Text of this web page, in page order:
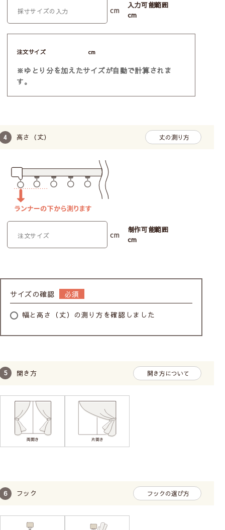
cm
入力可能範囲
cm
注文サイズ cm
※ゆとり分を加えたサイズが自動で計算されま
す。
高さ（丈） 丈の測り方
cm
制作可能範囲
cm
サイズの確認
幅と高さ（丈）の測り方を確認しました
開き方 開き方について
フック フックの選び方